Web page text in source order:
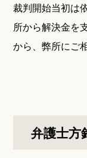
裁判開始当初は
所から解決金を
から、弊所にご
弁護士方